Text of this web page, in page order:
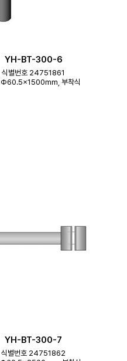
YH-BT-300-6
식별번호 24751861
규격 Φ60.5×1500mm, 부착식
YH-BT-300-7
식별번호 24751862